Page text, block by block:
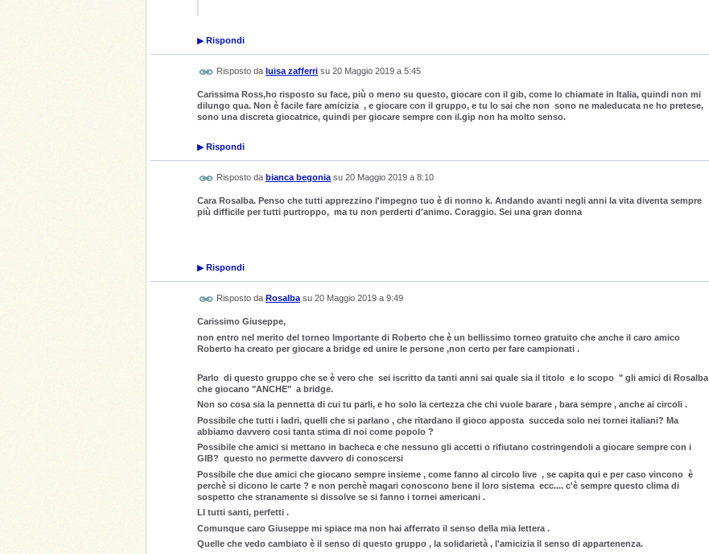
▶ Rispondi
Risposto da luisa zafferri su 20 Maggio 2019 a 5:45
Carissima Ross,ho risposto su face, più o meno su questo, giocare con il gib, come lo chiamate in Italia, quindi non mi
dilungo qua. Non è facile fare amicizia , e giocare con il gruppo, e tu lo sai che non sono ne maleducata ne ho pretese,
sono una discreta giocatrice, quindi per giocare sempre con il.gip non ha molto senso.
▶ Rispondi
Risposto da bianca begonia su 20 Maggio 2019 a 8:10
Cara Rosalba. Penso che tutti apprezzino l'impegno tuo è di nonno k. Andando avanti negli anni la vita diventa sempre
più difficile per tutti purtroppo, ma tu non perderti d'animo. Coraggio. Sei una gran donna
▶ Rispondi
Risposto da Rosalbasu 20 Maggio 2019 a 9:49
Carissimo Giuseppe,
non entro nel merito del torneo Importante di Roberto che è un bellissimo torneo gratuito che anche il caro amico
Roberto ha creato per giocare a bridge ed unire le persone ,non certo per fare campionati .
Parlo di questo gruppo che se è vero che sei iscritto da tanti anni sai quale sia il titolo e lo scopo " gli amici di Rosalba
che giocano "ANCHE" a bridge.
Non so cosa sia la pennetta di cui tu parli, e ho solo la certezza che chi vuole barare , bara sempre , anche ai circoli .
Possibile che tutti i ladri, quelli che si parlano , che ritardano il gioco apposta succeda solo nei tornei italiani? Ma
abbiamo davvero cosi tanta stima di noi come popolo ?
Possibile che amici si mettano in bacheca e che nessuno gli accetti o rifiutano costringendoli a giocare sempre con i
GIB? questo no permette davvero di conoscersi
Possibile che due amici che giocano sempre insieme , come fanno al circolo live , se capita qui e per caso vincono è
perchè si dicono le carte ? e non perchè magari conoscono bene il loro sistema ecc.... c'è sempre questo clima di
sospetto che stranamente si dissolve se si fanno i tornei americani .
LI tutti santi, perfetti .
Comunque caro Giuseppe mi spiace ma non hai afferrato il senso della mia lettera .
Quelle che vedo cambiato è il senso di questo gruppo , la solidarietà , l'amicizia il senso di appartenenza.